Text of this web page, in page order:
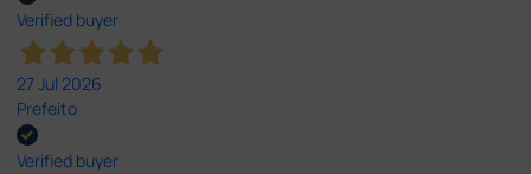
Verified buyer
27 Jul 2026
Prefeito
Verified buyer